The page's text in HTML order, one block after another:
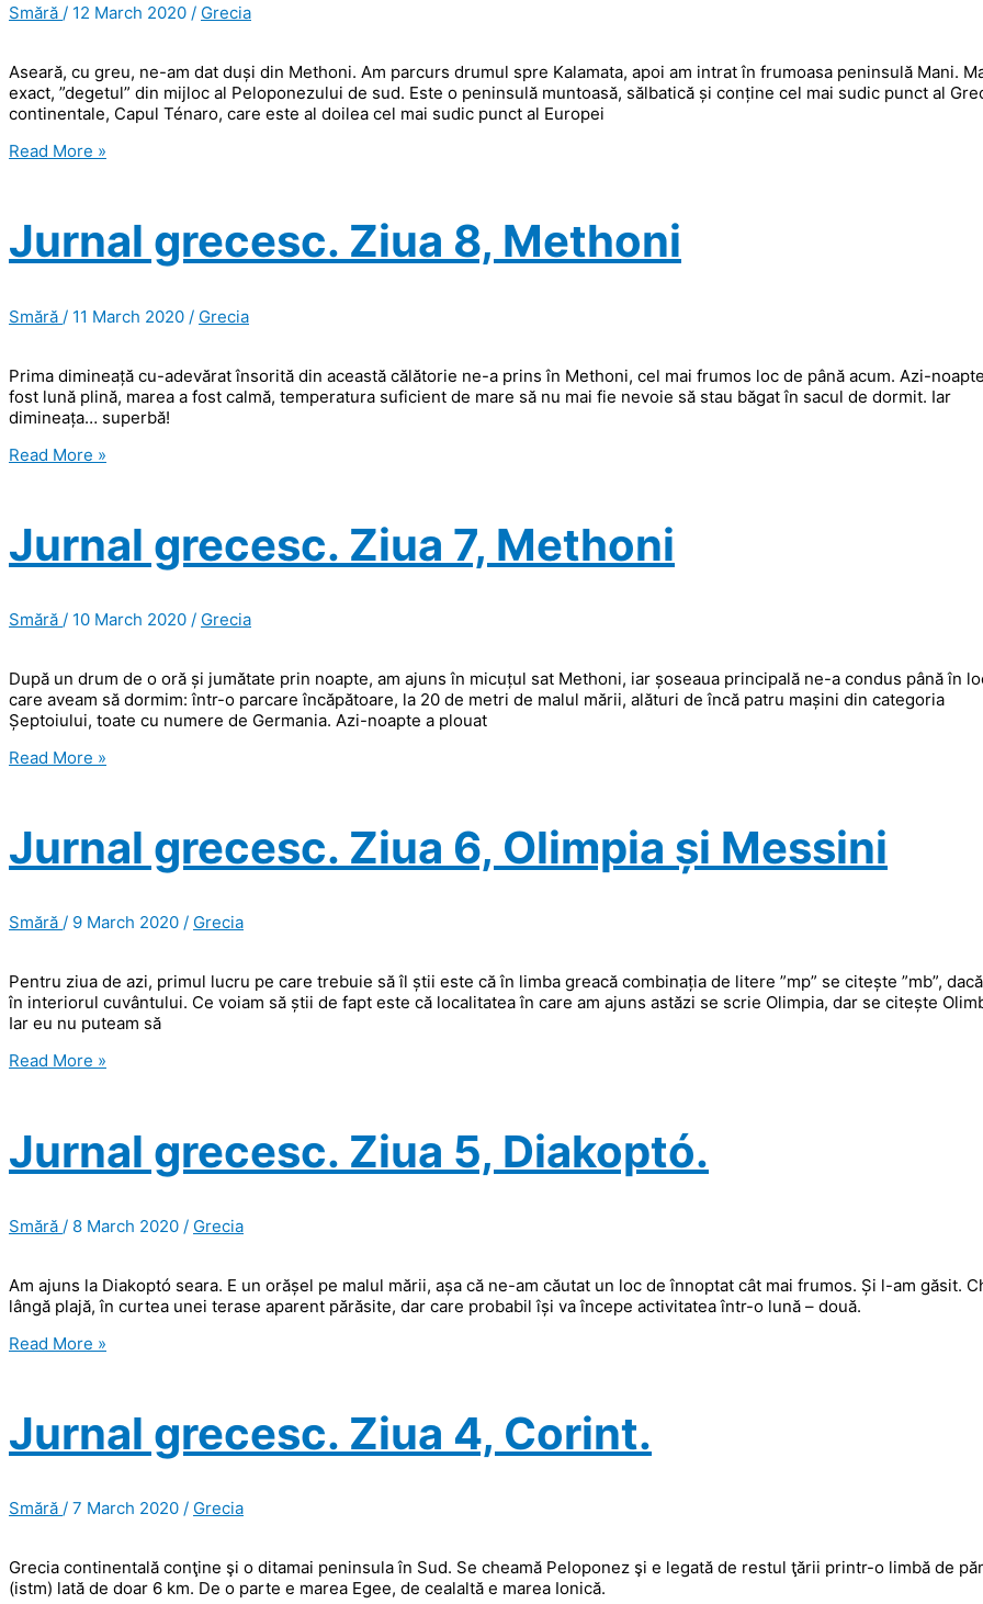
Smără / 12 March 2020 / Grecia
Aseară, cu greu, ne-am dat duși din Methoni. Am parcurs drumul spre Kalamata, apoi am intrat în frumoasa peninsulă Mani.
exact, ”degetul” din mijloc al Peloponezului de sud. Este o peninsulă muntoasă, sălbatică și conține cel mai sudic punct al
continentale, Capul Ténaro, care este al doilea cel mai sudic punct al Europei
Jurnal
Peninsula
Mani
Read More »
Jurnal grecesc. Ziua 8, Methoni
Smără / 11 March 2020 / Grecia
Prima dimineață cu-adevărat însorită din această călătorie ne-a prins în Methoni, cel mai frumos loc de până acum. Azi-
fost lună plină, marea a fost calmă, temperatura suficient de mare să nu mai fie nevoie să stau băgat în sacul de dormit. Iar
dimineața… superbă!
Jurnal
Methoni
Read More »
Jurnal grecesc. Ziua 7, Methoni
Smără / 10 March 2020 / Grecia
După un drum de o oră și jumătate prin noapte, am ajuns în micuțul sat Methoni, iar șoseaua principală ne-a condus până în
care aveam să dormim: într-o parcare încăpătoare, la 20 de metri de malul mării, alături de încă patru mașini din categoria
Șeptoiului, toate cu numere de Germania. Azi-noapte a plouat
Jurnal
Methoni
Read More »
Jurnal grecesc. Ziua 6, Olimpia și Messini
Smără / 9 March 2020 / Grecia
Pentru ziua de azi, primul lucru pe care trebuie să îl știi este că în limba greacă combinația de litere ”mp” se citește ”mb”,
în interiorul cuvântului. Ce voiam să știi de fapt este că localitatea în care am ajuns astăzi se scrie Olimpia, dar se citește
Iar eu nu puteam să
Jurnal
Olimpia
și
Read More »
Jurnal grecesc. Ziua 5, Diakoptó.
Smără / 8 March 2020 / Grecia
Am ajuns la Diakoptó seara. E un orășel pe malul mării, așa că ne-am căutat un loc de înnoptat cât mai frumos. Și l-am găsit.
lângă plajă, în curtea unei terase aparent părăsite, dar care probabil își va începe activitatea într-o lună – două.
Jurnal
Diakoptó.
Read More »
Jurnal grecesc. Ziua 4, Corint.
Smără / 7 March 2020 / Grecia
Grecia continentală conţine şi o ditamai peninsula în Sud. Se cheamă Peloponez şi e legată de restul ţării printr-o limbă de
(istm) lată de doar 6 km. De o parte e marea Egee, de cealaltă e marea Ionică.